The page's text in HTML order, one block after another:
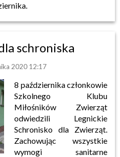
schroniska
2020 12:17
8 października członkowie
Szkolnego Klubu
Miłośników Zwierząt
odwiedzili Legnickie
Schronisko dla Zwierząt.
Zachowując wszystkie
wymogi sanitarne